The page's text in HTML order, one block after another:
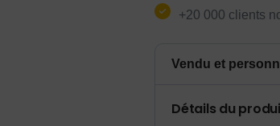
+20 000 clients
Vendu et
Détails du